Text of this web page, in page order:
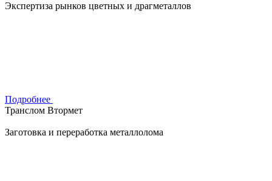
Экспертиза рынков цветных и драгметаллов
Подробнее
Транслом Втормет
Заготовка и переработка металлолома